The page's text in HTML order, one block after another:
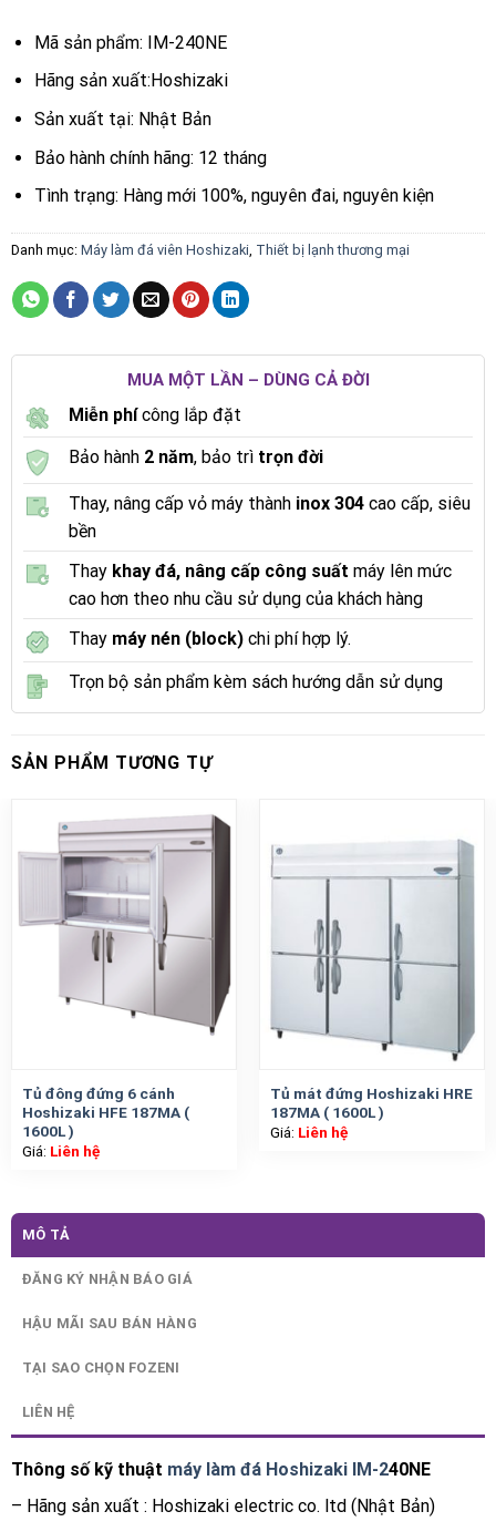
Mã sản phẩm: IM-240NE
Hãng sản xuất:Hoshizaki
Sản xuất tại: Nhật Bản
Bảo hành chính hãng: 12 tháng
Tình trạng: Hàng mới 100%, nguyên đai, nguyên kiện
Danh mục: Máy làm đá viên Hoshizaki, Thiết bị lạnh thương mại
MUA MỘT LẦN – DÙNG CẢ ĐỜI
Miễn phícông lắp đặt
Bảo hành 2 năm, bảo trì trọn đời
Thay, nâng cấp vỏ máy thành inox 304cao cấp, siêu
bền
Thay khay đá, nâng cấp công suất máy lên mức
cao hơn theo nhu cầu sử dụng của khách hàng
Thaymáy nén (block)chi phí hợp lý.
Trọn bộ sản phẩm kèm sách hướng dẫn sử dụng
SẢN PHẨM TƯƠNG TỰ
Tủ đông đứng 6 cánh
Hoshizaki HFE 187MA (
1600L )
Giá: Liên hệ
Tủ mát đứng Hoshizaki HRE
187MA ( 1600L )
Giá: Liên hệ
MÔ TẢ
ĐĂNG KÝ NHẬN BÁO GIÁ
HẬU MÃI SAU BÁN HÀNG
TẠI SAO CHỌN FOZENI
LIÊN HỆ
Thông số kỹ thuật máy làm đá Hoshizaki IM-240NE
– Hãng sản xuất : Hoshizaki electric co. ltd (Nhật Bản)